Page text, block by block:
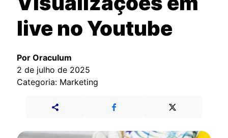
live no Youtube
Por Oraculum
2 de julho de 2025
Categoria: Marketing